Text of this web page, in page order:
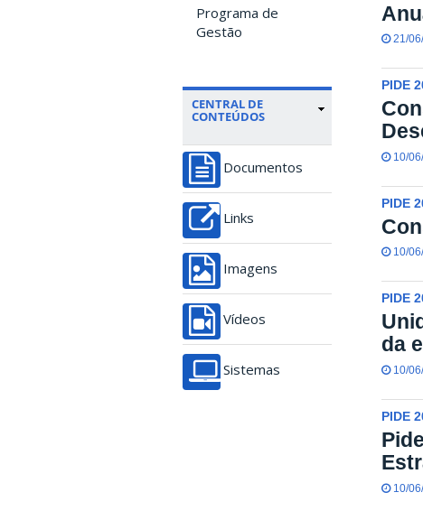
Programa de
Gestão
CENTRAL DE
CONTEÚDOS
Documentos
Links
Imagens
Vídeos
Sistemas
21/
PIDE
10/
PIDE
10/
PIDE
da
10/
PIDE
10/